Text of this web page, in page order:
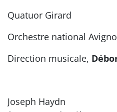
Quatuor Girard
Orchestre national
Direction musicale,
Joseph Haydn